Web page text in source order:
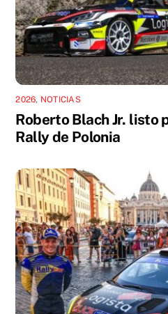
2026, NOTICIAS
Roberto Blach Jr. listo
Rally de Polonia